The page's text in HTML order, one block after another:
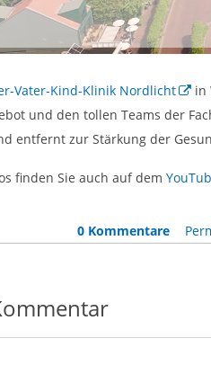
Vater-Kind-Klinik Nordlicht
in
und den tollen Teams der
entfernt zur Stärkung der
finden Sie auch auf dem
0 Kommentare